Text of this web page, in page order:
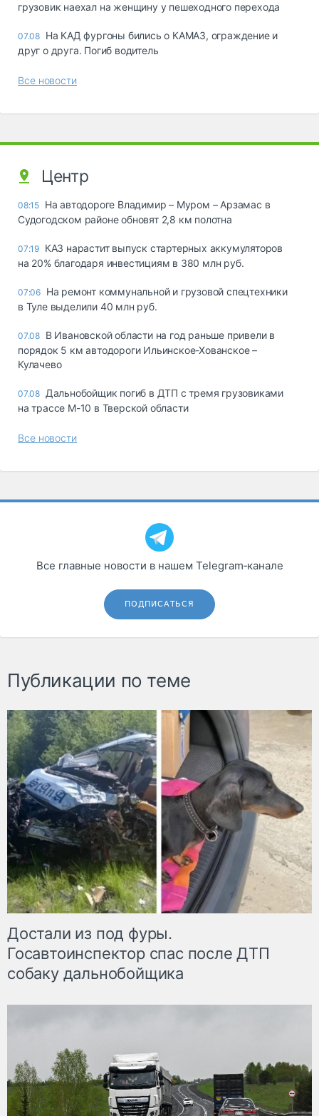
грузовик наехал на женщину у пешеходного перехода
07.08 На КАД фургоны бились о КАМАЗ, ограждение и
друг о друга. Погиб водитель
Все новости
Центр
08:15 На автодороге Владимир – Муром – Арзамас в
Судогодском районе обновят 2,8 км полотна
07:19 КАЗ нарастит выпуск стартерных аккумуляторов
на 20% благодаря инвестициям в 380 млн руб.
07:06 На ремонт коммунальной и грузовой спецтехники
в Туле выделили 40 млн руб.
07.08 В Ивановской области на год раньше привели в
порядок 5 км автодороги Ильинское-Хованское –
Кулачево
07.08 Дальнобойщик погиб в ДТП с тремя грузовиками
на трассе М-10 в Тверской области
Все новости
Все главные новости в нашем Telegram‑канале
ПОДПИСАТЬСЯ
Публикации по теме
Достали из под фуры.
Госавтоинспектор спас после ДТП
собаку дальнобойщика